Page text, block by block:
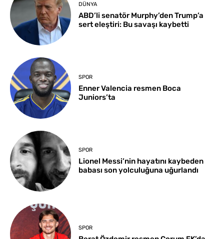
DÜNYA
ABD’li senatör Murphy’den Trump’a
sert eleştiri: Bu savaşı kaybetti
SPOR
Enner Valencia resmen Boca
Juniors’ta
SPOR
Lionel Messi’nin hayatını kaybeden
babası son yolculuğuna uğurlandı
SPOR